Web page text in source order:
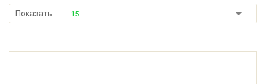
Показать: 15